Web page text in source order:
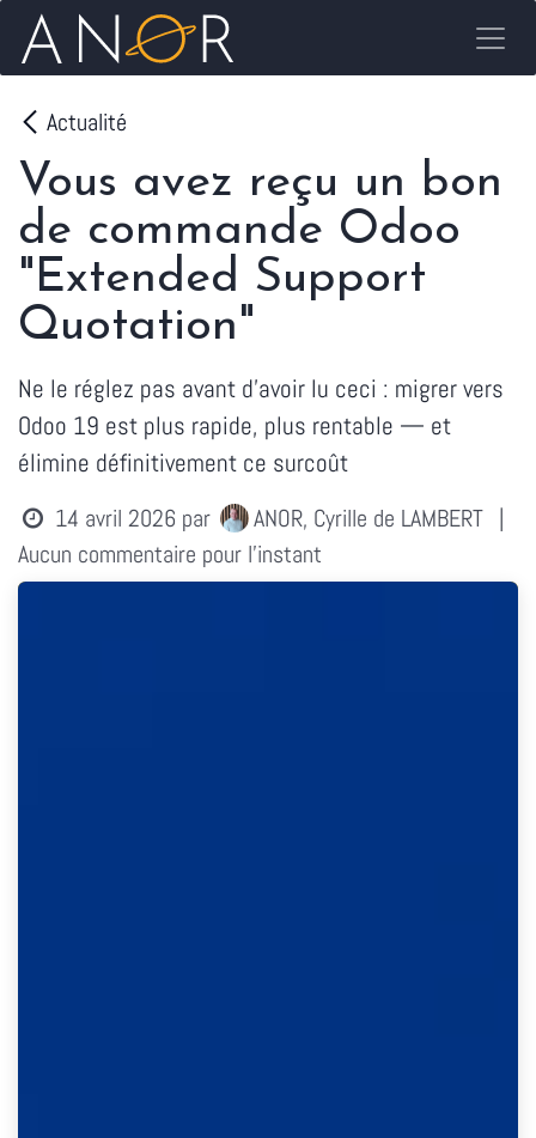
Se rendre au contenu
Actualité
Vous avez reçu un bon
de commande Odoo
"Extended Support
Quotation"
Ne le réglez pas avant d'avoir lu ceci : migrer vers
Odoo 19 est plus rapide, plus rentable — et
élimine définitivement ce surcoût
14 avril 2026 par ANOR, Cyrille de LAMBERT |
Aucun commentaire pour l'instant